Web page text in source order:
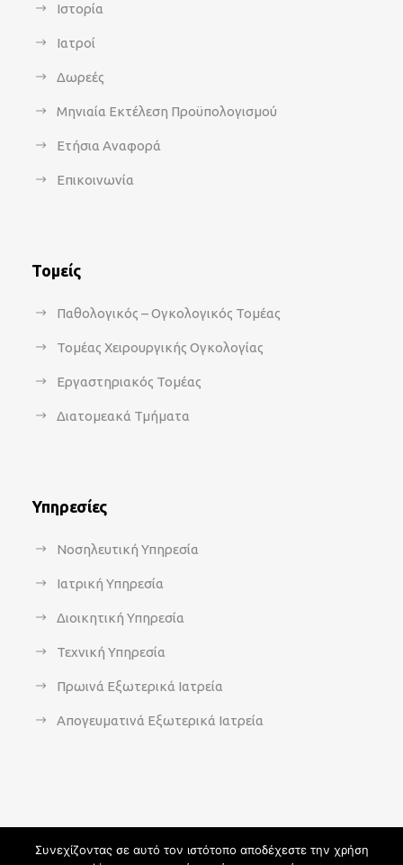
Ιστορία
Ιατροί
Δωρεές
Μηνιαία Εκτέλεση Προϋπολογισμού
Ετήσια Αναφορά
Επικοινωνία
Τομείς
Παθολογικός – Ογκολογικός Τομέας
Τομέας Χειρουργικής Ογκολογίας
Εργαστηριακός Τομέας
Διατομεακά Τμήματα
Υπηρεσίες
Νοσηλευτική Υπηρεσία
Ιατρική Υπηρεσία
Διοικητική Υπηρεσία
Τεχνική Υπηρεσία
Πρωινά Εξωτερικά Ιατρεία
Απογευματινά Εξωτερικά Ιατρεία
Συνεχίζοντας σε αυτό τον ιστότοπο αποδέχεστε την χρήση